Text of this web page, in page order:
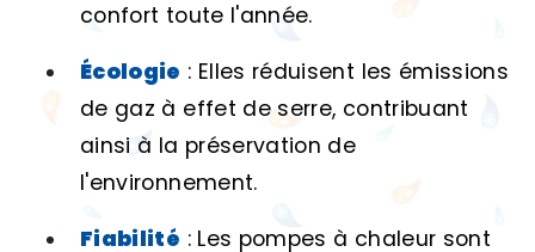
confort toute l'année.
Écologie : Elles réduisent les émissions
de gaz à effet de serre, contribuant
ainsi à la préservation de
l'environnement.
Fiabilité : Les pompes à chaleur sont